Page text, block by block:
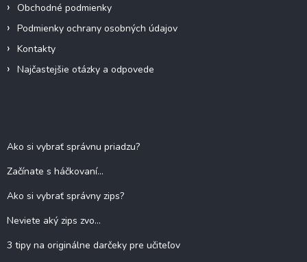
Obchodné podmienky
Podmienky ochrany osobných údajov
Kontakty
Najčastejšie otázky a odpovede
Ako si vybrať správnu priadzu?
Začínate s háčkovaní...
Ako si vybrať správny zips?
Neviete aký zips zvo...
3 tipy na originálne darčeky pre učiteľov